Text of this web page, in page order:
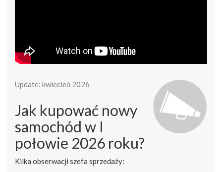
Update: kwiecień 2026
Jak kupować nowy
samochód w I
połowie 2026 roku?
Kilka obserwacji szefa sprzedaży: